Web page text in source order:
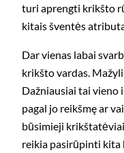
turi aprengti krikšto
kitais šventės
Dar vienas labai
krikšto vardas.
Dažniausiai tai vieno
pagal jo reikšmę ar
būsimieji
reikia pasirūpinti